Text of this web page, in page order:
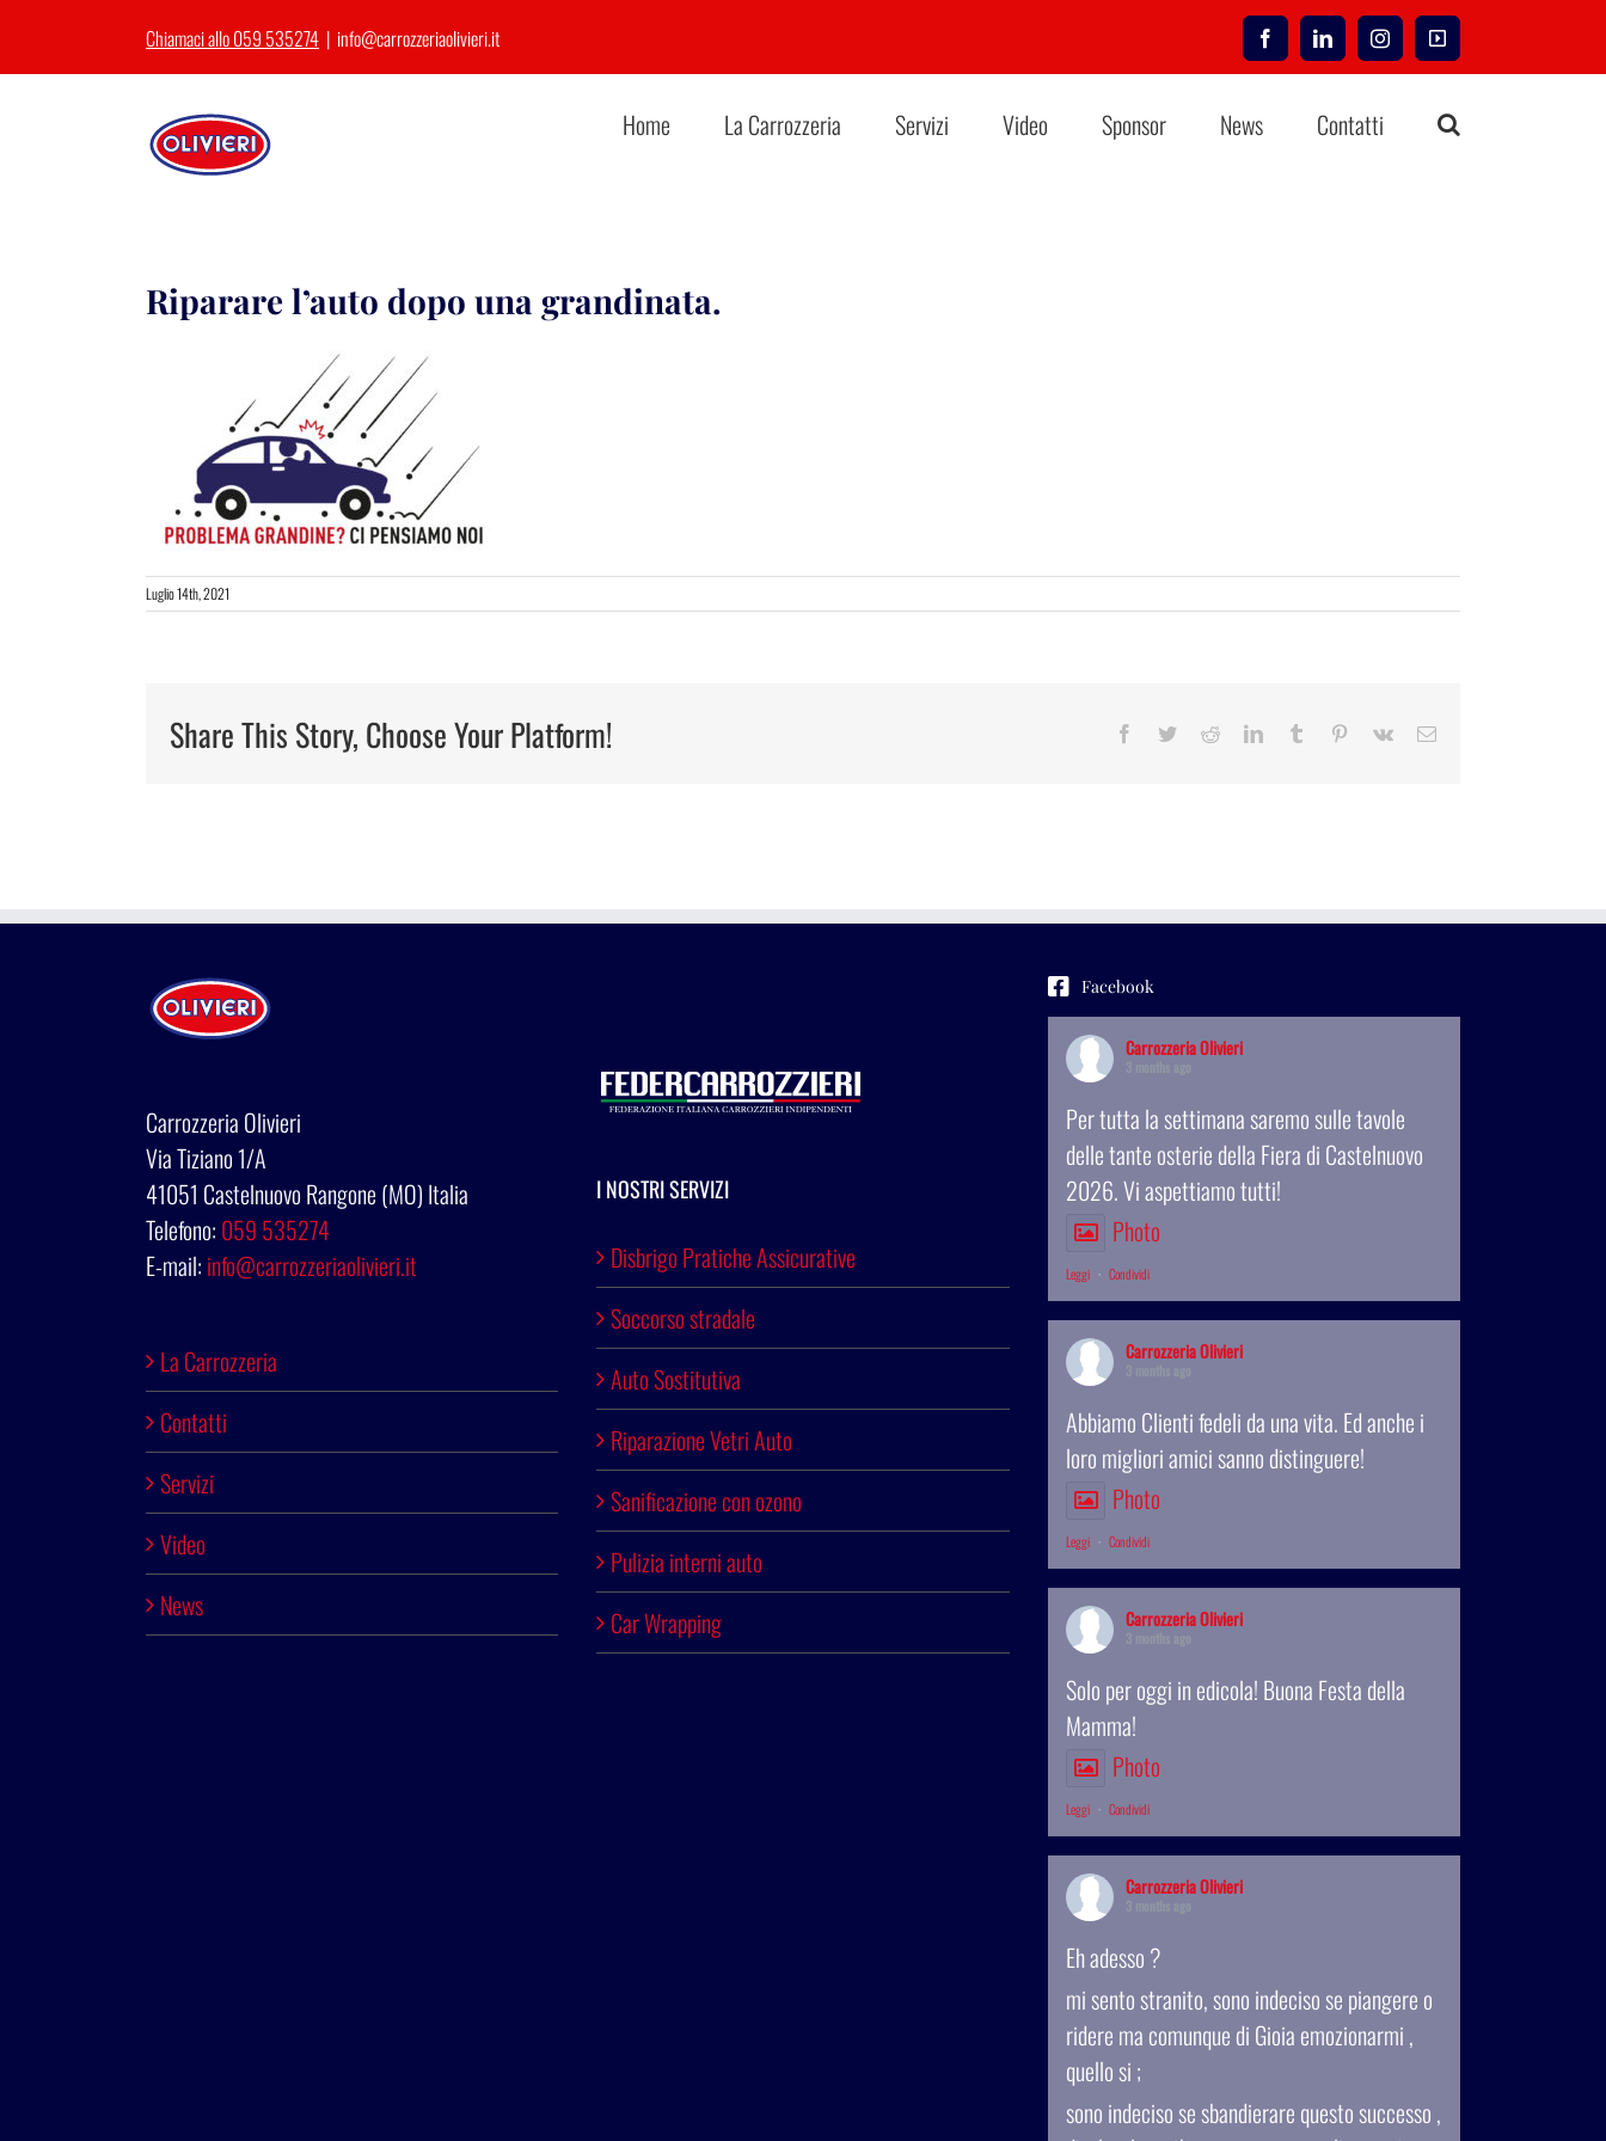
Chiamaci allo 059 535274 | info@carrozzeriaolivieri.it FacebookLinkedInInstagramYouTube
Home La Carrozzeria Servizi Video Sponsor News Contatti
Riparare l’auto dopo una grandinata.
Luglio 14th, 2021
Share This Story, Choose Your Platform! Facebook
TwitterRedditLinkedInTumblr Pinterest
Vk Email
Carrozzeria Olivieri
Via Tiziano 1/A
41051 Castelnuovo Rangone (MO) Italia
Telefono: 059 535274
E-mail: info@carrozzeriaolivieri.it
La Carrozzeria
Contatti
Servizi
Video
News
I NOSTRI SERVIZI
Disbrigo Pratiche Assicurative
Soccorso stradale
Auto Sostitutiva
Riparazione Vetri Auto
Sanificazione con ozono
Pulizia interni auto
Car Wrapping
Facebook
Carrozzeria Olivieri
Per tutta la settimana saremo sulle tavole
delle tante osterie della Fiera di Castelnuovo
2026. Vi aspettiamo tutti!
Photo
Leggi · Condividi
Carrozzeria Olivieri
Abbiamo Clienti fedeli da una vita. Ed anche i
loro migliori amici sanno distinguere!
Photo
Leggi · Condividi
Carrozzeria Olivieri
Solo per oggi in edicola! Buona Festa della
Mamma!
Photo
Leggi · Condividi
Carrozzeria Olivieri
Eh adesso ?
mi sento stranito, sono indeciso se piangere o
ridere ma comunque di Gioia emozionarmi ,
quello si ;
sono indeciso se sbandierare questo successo ,